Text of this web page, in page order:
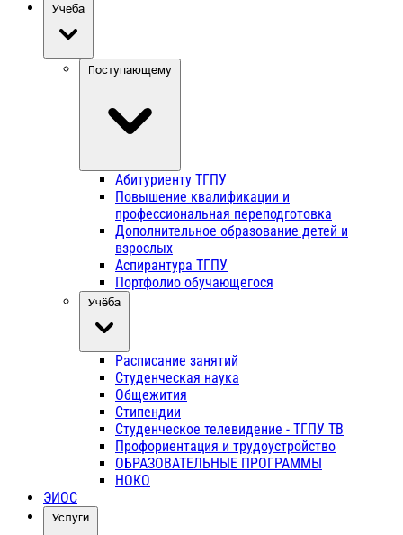
Учёба
Поступающему
Абитуриенту ТГПУ
Повышение квалификации и
профессиональная переподготовка
Дополнительное образование детей и
взрослых
Аспирантура ТГПУ
Портфолио обучающегося
Учёба
Расписание занятий
Студенческая наука
Общежития
Стипендии
Студенческое телевидение - ТГПУ ТВ
Профориентация и трудоустройство
ОБРАЗОВАТЕЛЬНЫЕ ПРОГРАММЫ
НОКО
ЭИОС
Услуги